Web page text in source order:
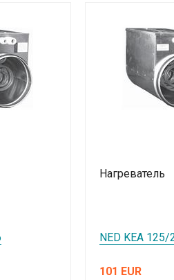
Нагреватель
NED KEA 125/
101 EUR